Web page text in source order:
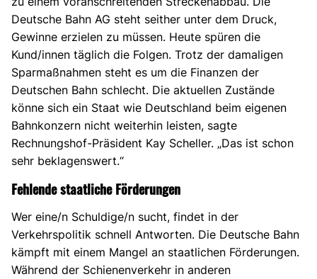
Deutsche Bahn AG steht seither unter dem Druck,
Gewinne erzielen zu müssen. Heute spüren die
Kund/innen täglich die Folgen. Trotz der damaligen
Sparmaßnahmen steht es um die Finanzen der
Deutschen Bahn schlecht. Die aktuellen Zustände
könne sich ein Staat wie Deutschland beim eigenen
Bahnkonzern nicht weiterhin leisten, sagte
Rechnungshof-Präsident Kay Scheller. „Das ist schon
sehr beklagenswert.“
Fehlende staatliche Förderungen
Wer eine/n Schuldige/n sucht, findet in der
Verkehrspolitik schnell Antworten. Die Deutsche Bahn
kämpft mit einem Mangel an staatlichen Förderungen.
Während der Schienenverkehr in anderen